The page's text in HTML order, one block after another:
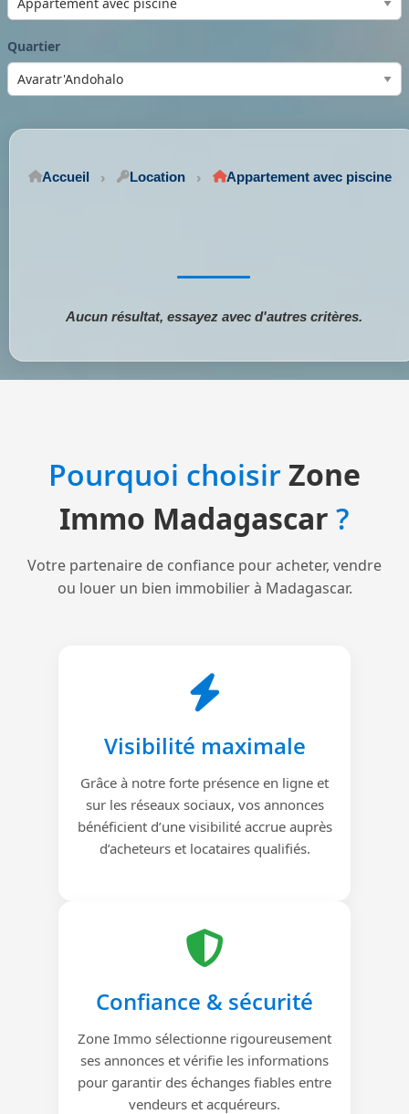
Quartier
Accueil Location Appartement avec piscine
Aucun résultat, essayez avec d'autres critères.
Pourquoi choisirZone
Immo Madagascar ?
Votre partenaire de confiance pour acheter, vendre
ou louer un bien immobilier à Madagascar.
Visibilité maximale
Grâce à notre forte présence en ligne et
sur les réseaux sociaux, vos annonces
bénéficient d’une visibilité accrue auprès
d’acheteurs et locataires qualifiés.
Confiance & sécurité
Zone Immo sélectionne rigoureusement
ses annonces et vérifie les informations
pour garantir des échanges fiables entre
vendeurs et acquéreurs.